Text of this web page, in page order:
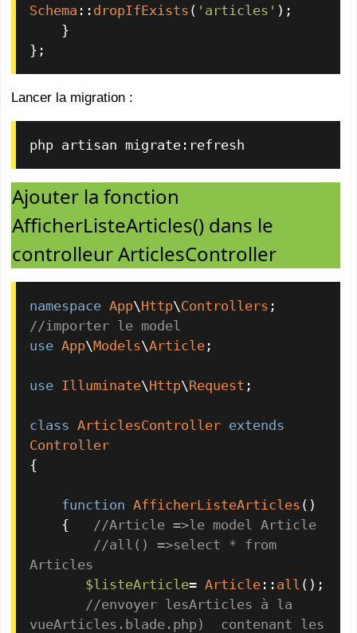
Schema :: dropIfExists ( 'articles' );
};
Lancer la migration :
php artisan migrate:refresh
Ajouter la fonction
AfficherListeArticles() dans le
controlleur ArticlesController
namespace App\Http\Controllers
//importer le model
use App\Models\Article ;
use Illuminate\Http\Request ;
class ArticlesController extends
Controller
{
function AfficherListeArticles ( )
{ //Article =>le model Article
//all() =>select * from
Articles
$listeArticle= Article :: all ();
//envoyer lesArticles à la
vueArticles.blade.php)  contenant les